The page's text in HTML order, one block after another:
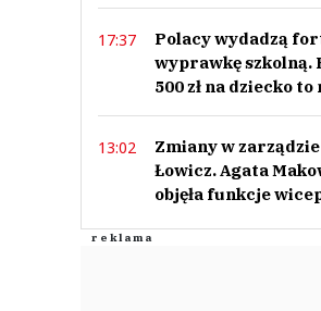
17:37
Polacy wydadzą
wyprawkę szkolną.
500 zł na dziecko
13:02
Zmiany w zarządzie
Łowicz. Agata
objęła funkcje